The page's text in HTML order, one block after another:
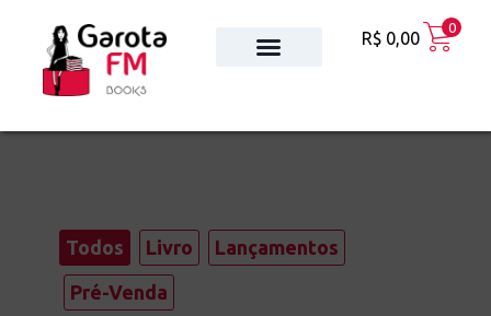
R$ 0,00
0
Todos Livro Lançamentos
Pré-Venda